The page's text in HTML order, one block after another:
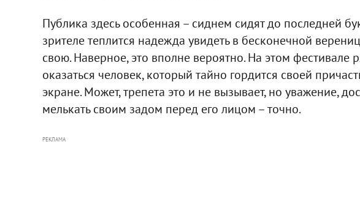
Публика здесь особенная – сиднем сидят до последней
зрителе теплится надежда увидеть в бесконечной
свою. Наверное, это вполне вероятно. На этом фестивале
оказаться человек, который тайно гордится своей
экране. Может, трепета это и не вызывает, но уважение,
мелькать своим задом перед его лицом – точно.
РЕКЛАМА